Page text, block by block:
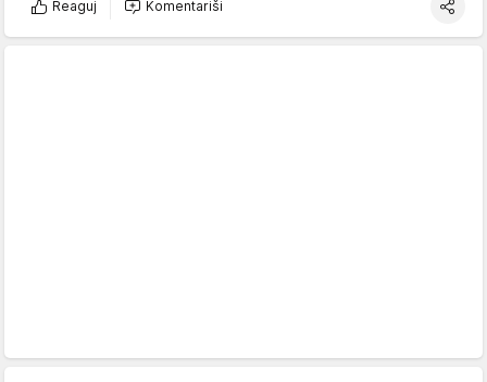
Reaguj Komentariši